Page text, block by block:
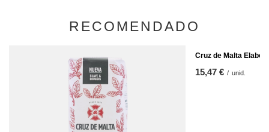
RECOMENDADO
Cruz de Malta
15,47 € / unid.